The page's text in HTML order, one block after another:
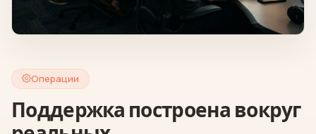
Операции
Поддержка построена вокруг